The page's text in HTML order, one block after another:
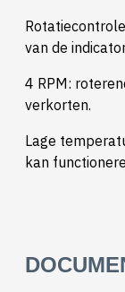
van de
4 RPM:
verkorten.
Lage
kan